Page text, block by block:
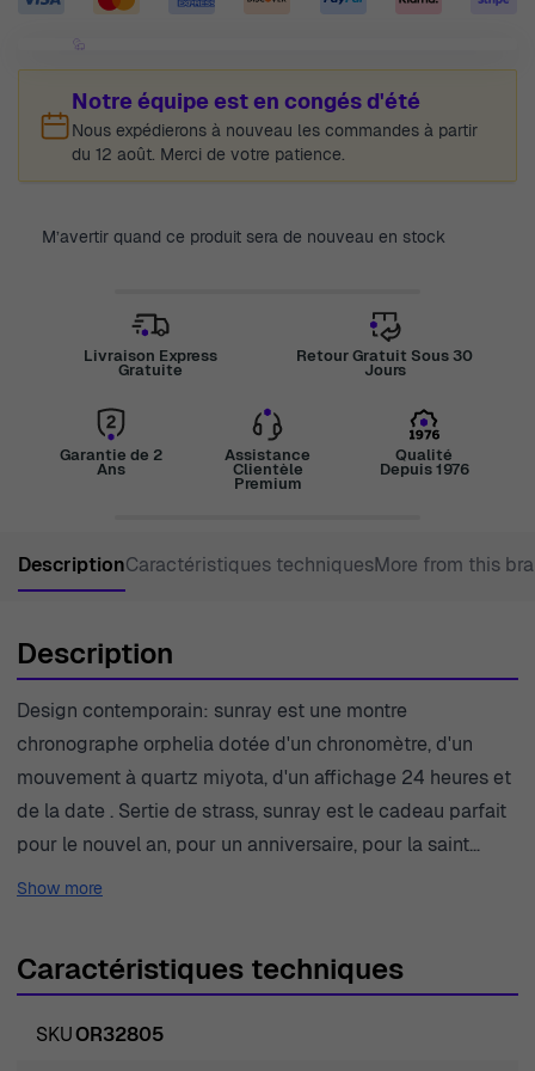
Notre équipe est en congés d'été
Nous expédierons à nouveau les commandes à partir
du 12 août. Merci de votre patience.
M’avertir quand ce produit sera de nouveau en stock
Livraison Express
Gratuite
Retour Gratuit Sous 30
Jours
Garantie de 2
Ans
Assistance
Clientèle
Premium
Qualité
Depuis 1976
DescriptionCaractéristiques techniquesMore from this
Description
Design contemporain: sunray est une montre
chronographe orphelia dotée d'un chronomètre, d'un
mouvement à quartz miyota, d'un affichage 24 heures et
de la date . Sertie de strass, sunray est le cadeau parfait
pour le nouvel an, pour un anniversaire, pour la saint
valentin et pour toutes les fêtes de la vie.
Show more
Caractéristiques techniques
SKUOR32805